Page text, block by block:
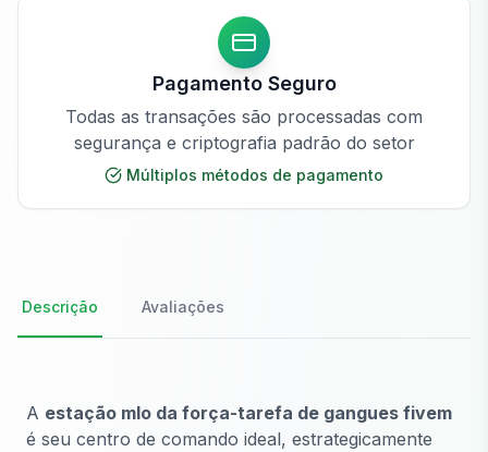
Pagamento Seguro
Todas as transações são processadas com
segurança e criptografia padrão do setor
Múltiplos métodos de pagamento
Descrição Avaliações
A estação mlo da força-tarefa de gangues fivem
é seu centro de comando ideal, estrategicamente